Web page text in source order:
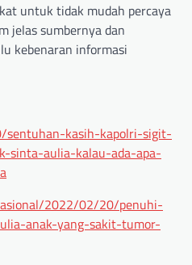
untuk tidak mudah percaya
jelas sumbernya dan
kebenaran informasi
kasih-kapolri-sigit-
sinta-aulia-kalau-ada-apa-
2022/02/20/penuhi-
anak-yang-sakit-tumor-